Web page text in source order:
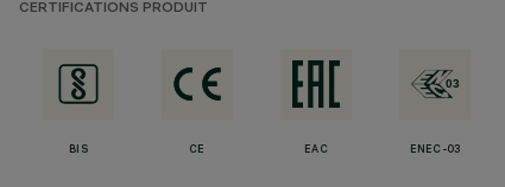
CERTIFICATIONS PRODUIT
BIS CE EAC ENEC-03